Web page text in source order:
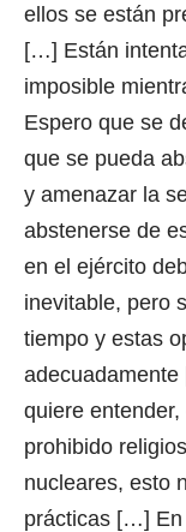
ellos se están
[…] Están
imposible
Espero que se
que se pueda
y amenazar la
abstenerse de
en el ejército
inevitable, pero
tiempo y estas
quiere
prohibido
nucleares, esto
prácticas […] En